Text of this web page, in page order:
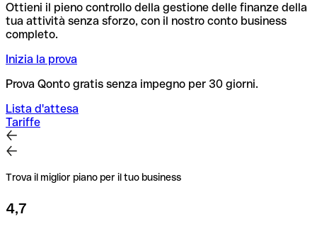
Ottieni il pieno controllo della gestione delle finanze della
tua attività senza sforzo, con il nostro conto business
completo.
Inizia la prova
Prova Qonto gratis senza impegno per 30 giorni.
Lista d'attesa
Tariffe
Trova il miglior piano per il tuo business
4,7